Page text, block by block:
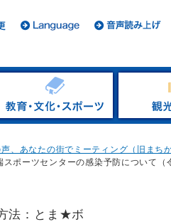
、あなたの街でミーティング（旧まち
スポーツセンターの感染予防について（
法：とま★ボ